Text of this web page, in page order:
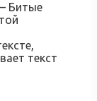
Битые
текст